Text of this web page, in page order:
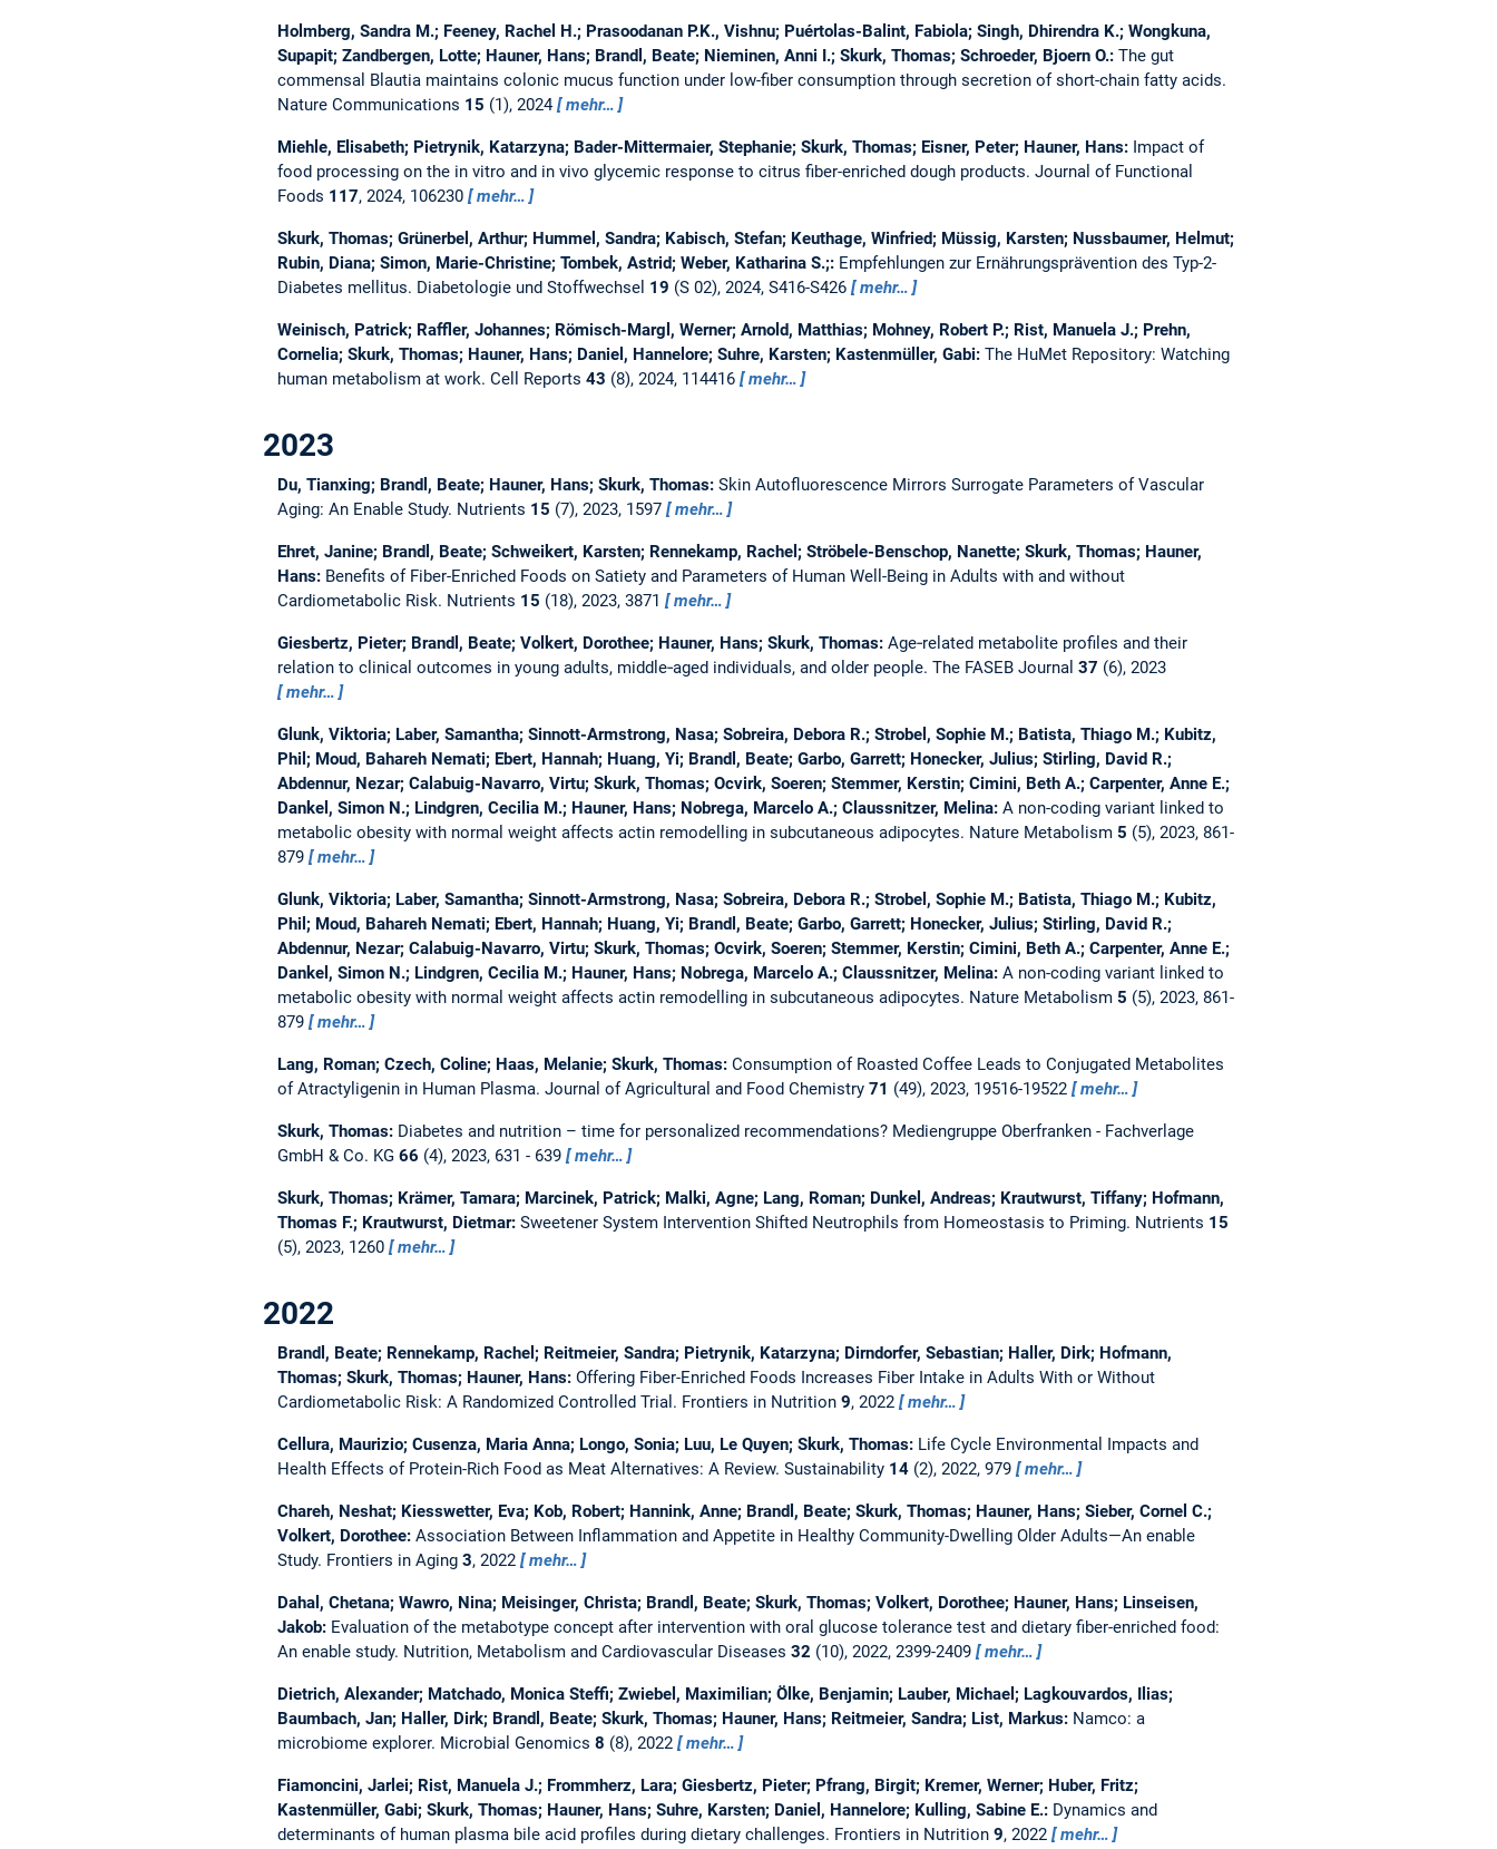
Holmberg, Sandra M.; Feeney, Rachel H.; Prasoodanan P.K., Vishnu; Puértolas-Balint, Fabiola; Singh, Dhirendra K.; Wongkuna,
Supapit; Zandbergen, Lotte; Hauner, Hans; Brandl, Beate; Nieminen, Anni I.; Skurk, Thomas; Schroeder, Bjoern O.: The gut
commensal Blautia maintains colonic mucus function under low-fiber consumption through secretion of short-chain fatty acids.
Nature Communications 15 (1), 2024 mehr…
Miehle, Elisabeth; Pietrynik, Katarzyna; Bader-Mittermaier, Stephanie; Skurk, Thomas; Eisner, Peter; Hauner, Hans: Impact of
food processing on the in vitro and in vivo glycemic response to citrus fiber-enriched dough products. Journal of Functional
Foods 117, 2024, 106230 mehr…
Skurk, Thomas; Grünerbel, Arthur; Hummel, Sandra; Kabisch, Stefan; Keuthage, Winfried; Müssig, Karsten; Nussbaumer, Helmut;
Rubin, Diana; Simon, Marie-Christine; Tombek, Astrid; Weber, Katharina S.;: Empfehlungen zur Ernährungsprävention des Typ-2-
Diabetes mellitus. Diabetologie und Stoffwechsel 19 (S 02), 2024, S416-S426 mehr…
Weinisch, Patrick; Raffler, Johannes; Römisch-Margl, Werner; Arnold, Matthias; Mohney, Robert P.; Rist, Manuela J.; Prehn,
Cornelia; Skurk, Thomas; Hauner, Hans; Daniel, Hannelore; Suhre, Karsten; Kastenmüller, Gabi: The HuMet Repository: Watching
human metabolism at work. Cell Reports 43 (8), 2024, 114416 mehr…
2023
Du, Tianxing; Brandl, Beate; Hauner, Hans; Skurk, Thomas: Skin Autofluorescence Mirrors Surrogate Parameters of Vascular
Aging: An Enable Study. Nutrients 15 (7), 2023, 1597 mehr…
Ehret, Janine; Brandl, Beate; Schweikert, Karsten; Rennekamp, Rachel; Ströbele-Benschop, Nanette; Skurk, Thomas; Hauner,
Hans: Benefits of Fiber-Enriched Foods on Satiety and Parameters of Human Well-Being in Adults with and without
Cardiometabolic Risk. Nutrients 15 (18), 2023, 3871 mehr…
Giesbertz, Pieter; Brandl, Beate; Volkert, Dorothee; Hauner, Hans; Skurk, Thomas: Age‐related metabolite profiles and their
relation to clinical outcomes in young adults, middle‐aged individuals, and older people. The FASEB Journal 37 (6), 2023
mehr…
Glunk, Viktoria; Laber, Samantha; Sinnott-Armstrong, Nasa; Sobreira, Debora R.; Strobel, Sophie M.; Batista, Thiago M.; Kubitz,
Phil; Moud, Bahareh Nemati; Ebert, Hannah; Huang, Yi; Brandl, Beate; Garbo, Garrett; Honecker, Julius; Stirling, David R.;
Abdennur, Nezar; Calabuig-Navarro, Virtu; Skurk, Thomas; Ocvirk, Soeren; Stemmer, Kerstin; Cimini, Beth A.; Carpenter, Anne E.;
Dankel, Simon N.; Lindgren, Cecilia M.; Hauner, Hans; Nobrega, Marcelo A.; Claussnitzer, Melina: A non-coding variant linked to
metabolic obesity with normal weight affects actin remodelling in subcutaneous adipocytes. Nature Metabolism 5 (5), 2023, 861-
879
mehr…
Glunk, Viktoria; Laber, Samantha; Sinnott-Armstrong, Nasa; Sobreira, Debora R.; Strobel, Sophie M.; Batista, Thiago M.; Kubitz,
Phil; Moud, Bahareh Nemati; Ebert, Hannah; Huang, Yi; Brandl, Beate; Garbo, Garrett; Honecker, Julius; Stirling, David R.;
Abdennur, Nezar; Calabuig-Navarro, Virtu; Skurk, Thomas; Ocvirk, Soeren; Stemmer, Kerstin; Cimini, Beth A.; Carpenter, Anne E.;
Dankel, Simon N.; Lindgren, Cecilia M.; Hauner, Hans; Nobrega, Marcelo A.; Claussnitzer, Melina: A non-coding variant linked to
metabolic obesity with normal weight affects actin remodelling in subcutaneous adipocytes. Nature Metabolism 5 (5), 2023, 861-
879
mehr…
Lang, Roman; Czech, Coline; Haas, Melanie; Skurk, Thomas: Consumption of Roasted Coffee Leads to Conjugated Metabolites
of Atractyligenin in Human Plasma. Journal of Agricultural and Food Chemistry 71 (49), 2023, 19516-19522 mehr…
Skurk, Thomas: Diabetes and nutrition – time for personalized recommendations? Mediengruppe Oberfranken - Fachverlage
GmbH & Co. KG 66 (4), 2023, 631 - 639 mehr…
Skurk, Thomas; Krämer, Tamara; Marcinek, Patrick; Malki, Agne; Lang, Roman; Dunkel, Andreas; Krautwurst, Tiffany; Hofmann,
Thomas F.; Krautwurst, Dietmar: Sweetener System Intervention Shifted Neutrophils from Homeostasis to Priming. Nutrients 15
(5), 2023, 1260
mehr…
2022
Brandl, Beate; Rennekamp, Rachel; Reitmeier, Sandra; Pietrynik, Katarzyna; Dirndorfer, Sebastian; Haller, Dirk; Hofmann,
Thomas; Skurk, Thomas; Hauner, Hans: Offering Fiber-Enriched Foods Increases Fiber Intake in Adults With or Without
Cardiometabolic Risk: A Randomized Controlled Trial. Frontiers in Nutrition 9, 2022 mehr…
Cellura, Maurizio; Cusenza, Maria Anna; Longo, Sonia; Luu, Le Quyen; Skurk, Thomas: Life Cycle Environmental Impacts and
Health Effects of Protein-Rich Food as Meat Alternatives: A Review. Sustainability 14(2), 2022, 979 mehr…
Chareh, Neshat; Kiesswetter, Eva; Kob, Robert; Hannink, Anne; Brandl, Beate; Skurk, Thomas; Hauner, Hans; Sieber, Cornel C.;
Volkert, Dorothee: Association Between Inflammation and Appetite in Healthy Community-Dwelling Older Adults—An enable
Study. Frontiers in Aging 3, 2022 mehr…
Dahal, Chetana; Wawro, Nina; Meisinger, Christa; Brandl, Beate; Skurk, Thomas; Volkert, Dorothee; Hauner, Hans; Linseisen,
Jakob: Evaluation of the metabotype concept after intervention with oral glucose tolerance test and dietary fiber-enriched food:
An enable study. Nutrition, Metabolism and Cardiovascular Diseases 32 (10), 2022, 2399-2409 mehr…
Dietrich, Alexander; Matchado, Monica Steffi; Zwiebel, Maximilian; Ölke, Benjamin; Lauber, Michael; Lagkouvardos, Ilias;
Baumbach, Jan; Haller, Dirk; Brandl, Beate; Skurk, Thomas; Hauner, Hans; Reitmeier, Sandra; List, Markus: Namco: a
microbiome explorer. Microbial Genomics 8 (8), 2022 mehr…
Fiamoncini, Jarlei; Rist, Manuela J.; Frommherz, Lara; Giesbertz, Pieter; Pfrang, Birgit; Kremer, Werner; Huber, Fritz;
Kastenmüller, Gabi; Skurk, Thomas; Hauner, Hans; Suhre, Karsten; Daniel, Hannelore; Kulling, Sabine E.: Dynamics and
determinants of human plasma bile acid profiles during dietary challenges. Frontiers in Nutrition 9, 2022 mehr…